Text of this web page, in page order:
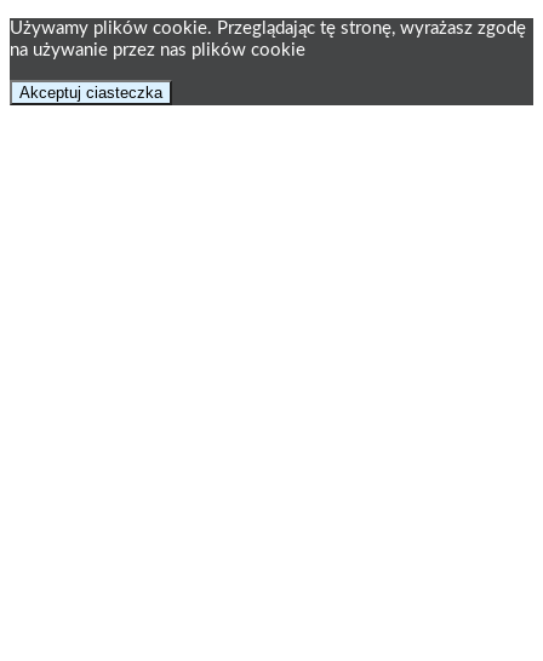
Używamy plików cookie. Przeglądając tę ​​stronę, wyrażasz zgodę
na używanie przez nas plików cookie
Akceptuj ciasteczka